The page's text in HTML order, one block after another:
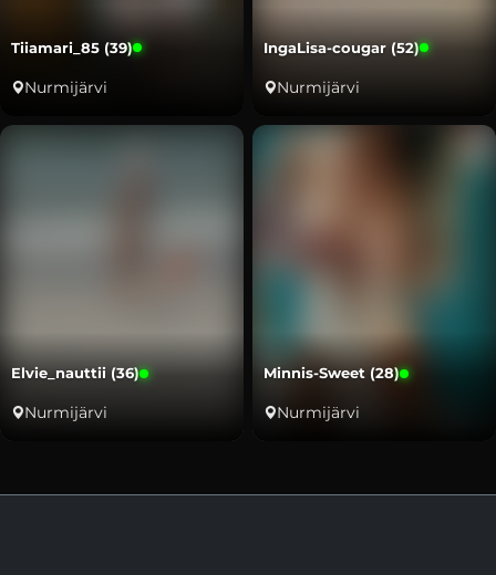
Tiiamari_85 (39)
Nurmijärvi
IngaLisa-cougar (52)
Nurmijärvi
Elvie_nauttii (36)
Nurmijärvi
Minnis-Sweet (28)
Nurmijärvi